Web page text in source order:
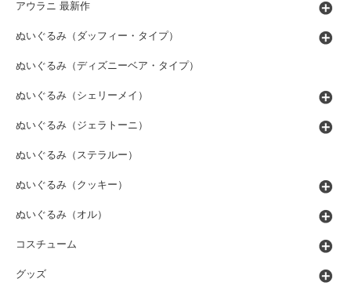
アウラニ 最新作
ぬいぐるみ（ダッフィー・タイプ）
ぬいぐるみ（ディズニーベア・タイプ）
ぬいぐるみ（シェリーメイ）
ぬいぐるみ（ジェラトーニ）
ぬいぐるみ（ステラルー）
ぬいぐるみ（クッキー）
ぬいぐるみ（オル）
コスチューム
グッズ